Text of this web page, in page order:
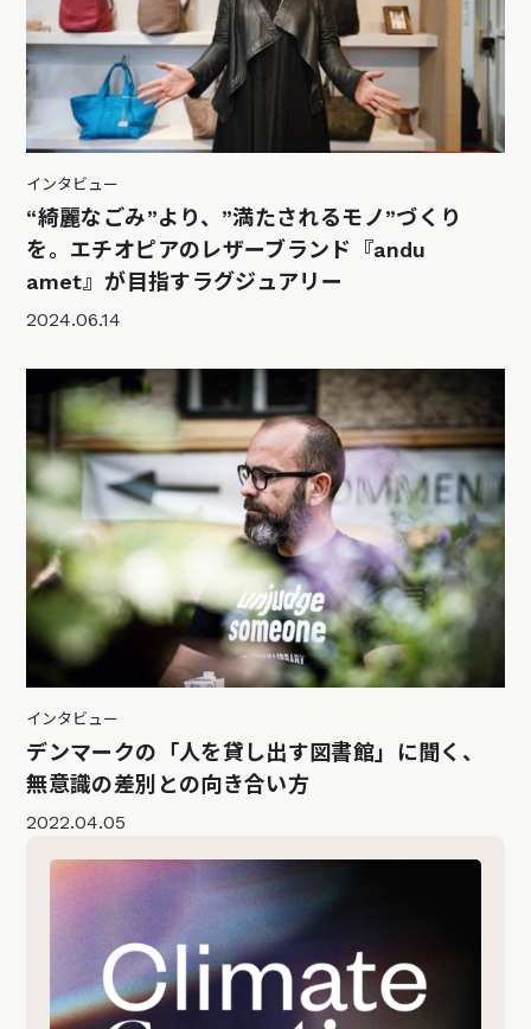
インタビュー
“綺麗なごみ”より、”満たされるモノ”づくり
を。エチオピアのレザーブランド『andu
amet』が目指すラグジュアリー
2024.06.14
インタビュー
デンマークの「人を貸し出す図書館」に聞く、
無意識の差別との向き合い方
2022.04.05